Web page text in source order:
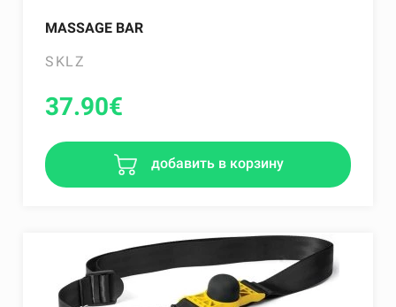
MASSAGE BAR
SKLZ
37.90€
добавить в корзину